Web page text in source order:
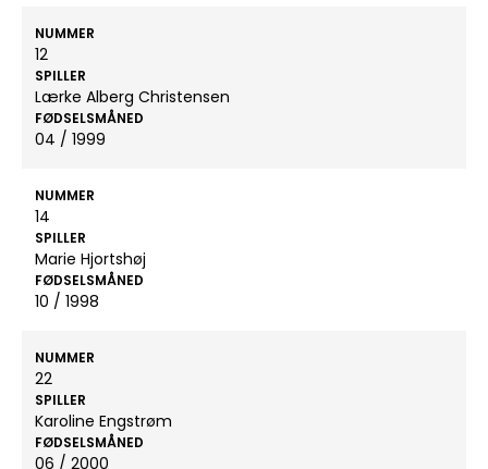
NUMMER
12
SPILLER
Lærke Alberg Christensen
FØDSELSMÅNED
04 / 1999
NUMMER
14
SPILLER
Marie Hjortshøj
FØDSELSMÅNED
10 / 1998
NUMMER
22
SPILLER
Karoline Engstrøm
FØDSELSMÅNED
06 / 2000